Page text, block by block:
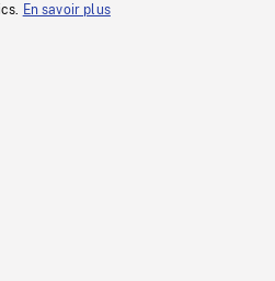
En savoir plus